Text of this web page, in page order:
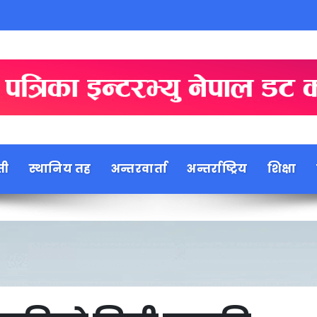
स्थानिय तह अन्तरवार्ता अन्तर्राष्ट्रिय शिक्षा